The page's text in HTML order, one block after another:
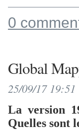
0
Global
25/09/17
La version
Quelles sont